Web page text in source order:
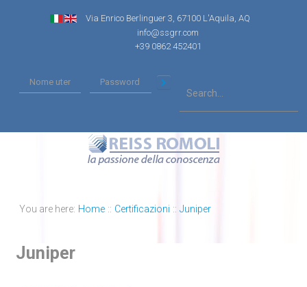
Via Enrico Berlinguer 3, 67100 L'Aquila, AQ
info@ssgrr.com
+39 0862 452401
You are here: Home :: Certificazioni :: Juniper
Juniper